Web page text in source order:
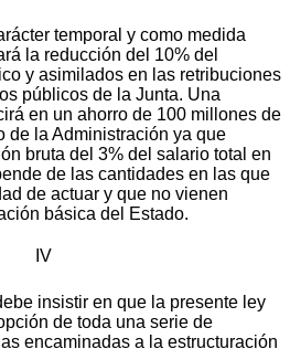
temporal y como medida
la reducción del 10% del
y asimilados en las retribuciones
públicos de la Junta. Una
en un ahorro de 100 millones de
de la Administración ya que
bruta del 3% del salario total en
de las cantidades en las que
de actuar y que no vienen
básica del Estado.
IV
insistir en que la presente ley
de toda una serie de
encaminadas a la estructuración